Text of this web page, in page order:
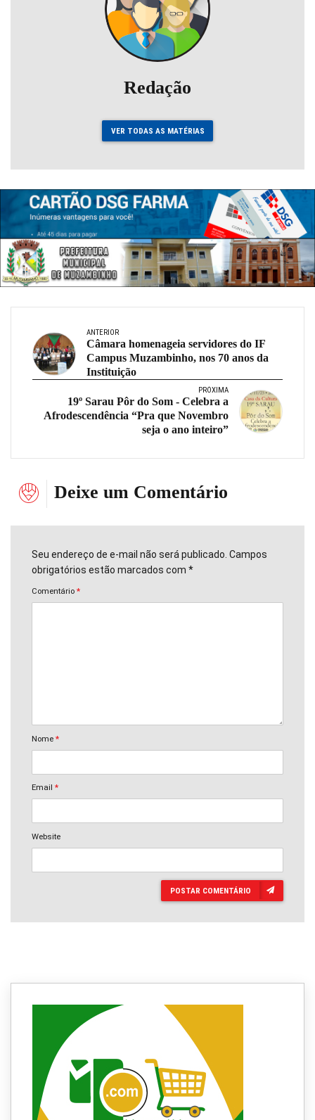
Redação
VER TODAS AS MATÉRIAS
ANTERIOR
Câmara homenageia servidores do IF
Campus Muzambinho, nos 70 anos da
Instituição
PRÓXIMA
19º Sarau Pôr do Som - Celebra a
Afrodescendência “Pra que Novembro
seja o ano inteiro”
Deixe um Comentário
Seu endereço de e-mail não será publicado. Campos
obrigatórios estão marcados com *
Comentário *
Nome *
Email *
Website
POSTAR COMENTÁRIO